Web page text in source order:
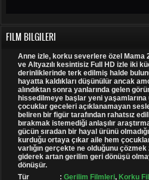
FILM BILGILERI
Anne izle, korku severlere özel Mama
ve Altyazılı kesintisiz Full HD izle iki
derinliklerinde terk edilmiş halde
hayatta kaldıkları düşünülür ancak
alındıktan sonra yanlarında gelen
hissedilmeye başlar yeni yaşamlarına
çocuklar geceleri açıklanamayan
beliren bir figür tarafından rahatsız
bırakmak istemediği anlaşılır
gücün sıradan bir hayal ürünü
kurduğu ortaya çıkar aile hem
varlığın gerçekte ne olduğunu
giderek artan gerilim geri dönüşü
dönüşür.
Tür
: Gerilim Filmleri, Korku